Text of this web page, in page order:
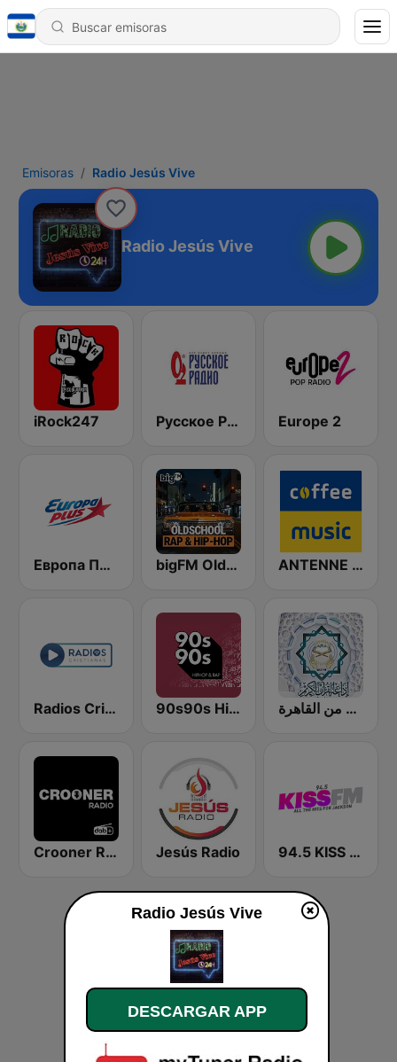
Emisoras Radio Jesús Vive
Radio Jesús Vive
iRock247 Русское Радио Europe 2
Европа Плюс (Europa Plus) bigFM Oldschool Rap & Hip-Hop ANTENNE BAYERN Coffee Music
Radios Cristianas 90s90s Hiphop & Rap إذاعة القرآن الكريم من القاهرة
Crooner Radio Jesús Radio 94.5 KISS FM
Radio Jesús Vive
DESCARGAR APP